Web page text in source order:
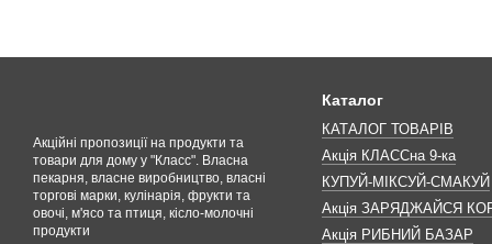
Акційні пропозиції на продукти та
товари для дому у "Класс". Власна
пекарня, власне виробництво, власні
торгові марки, кулінарія, фрукти та
овочі, м'ясо та птиця, кісло-молочні
продукти
Каталог
КАТАЛОГ ТОВАРІВ
Акція КЛАССна 9-ка
КУПУЙ-МІКСУЙ-СМАКУЙ
Акція ЗАРЯДЖАЙСЯ
Акція РИБНИЙ БАЗАР